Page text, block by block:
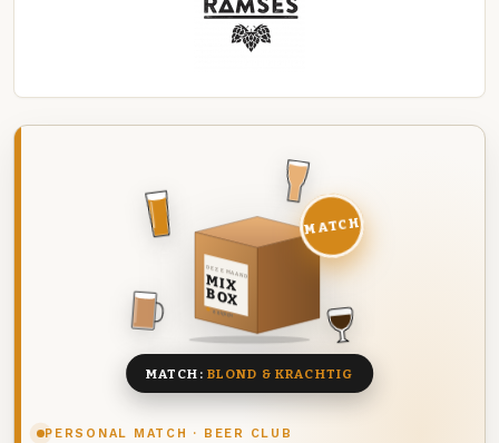
PERSONAL MATCH · BEER CLUB
DEZE MAAND
MIX
BOX
8 BIEREN
MATCH
MATCH: BLOND & KRACHTIG